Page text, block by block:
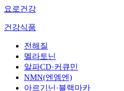
요로건강
건강식품
전해질
멜라토닌
알파CD·커큐민
NMN(엔엠엔)
아르기닌·블랙마카